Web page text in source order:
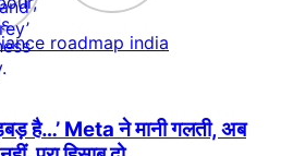
है…’ Meta ने मानी गलती, अब